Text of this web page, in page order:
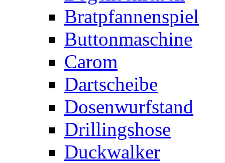
Bratpfannenspiel
Buttonmaschine
Carom
Dartscheibe
Dosenwurfstand
Drillingshose
Duckwalker